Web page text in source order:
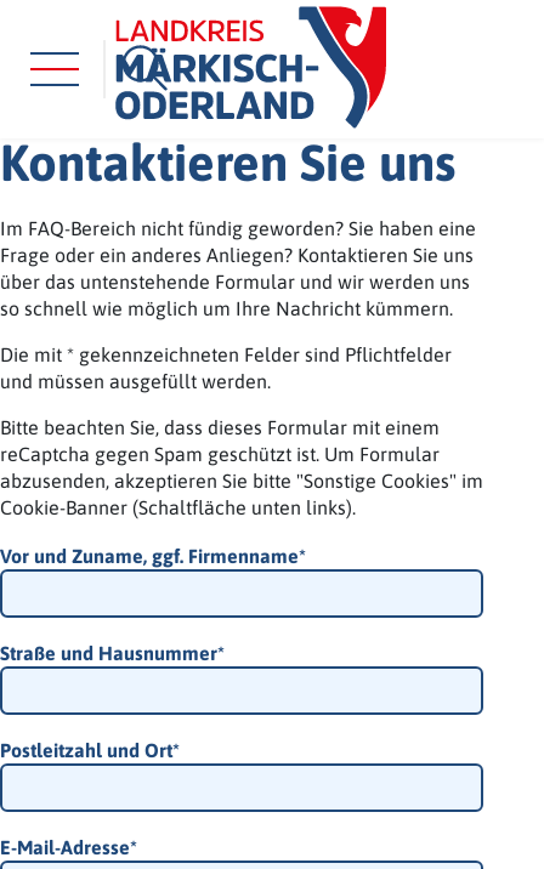
Kontaktieren Sie uns
Im FAQ-Bereich nicht fündig geworden? Sie haben eine
Frage oder ein anderes Anliegen? Kontaktieren Sie uns
über das untenstehende Formular und wir werden uns
so schnell wie möglich um Ihre Nachricht kümmern.
Die mit * gekennzeichneten Felder sind Pflichtfelder
und müssen ausgefüllt werden.
Bitte beachten Sie, dass dieses Formular mit einem
reCaptcha gegen Spam geschützt ist. Um Formular
abzusenden, akzeptieren Sie bitte "Sonstige Cookies" im
Cookie-Banner (Schaltfläche unten links).
Vor und Zuname, ggf. Firmenname*
Straße und Hausnummer*
Postleitzahl und Ort*
E-Mail-Adresse*